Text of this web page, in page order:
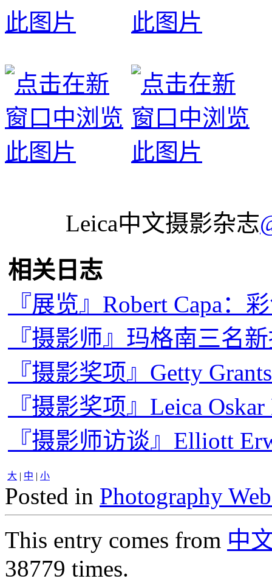
Leica中文摄影杂志
相关日志
『展览』Robert Capa：
『摄影师』玛格南三名
『摄影奖项』Getty
『摄影奖项』Leica
『摄影师访谈』Elliott
大 | 中 | 小
Posted in Photography
This entry comes from 中
38779 times.